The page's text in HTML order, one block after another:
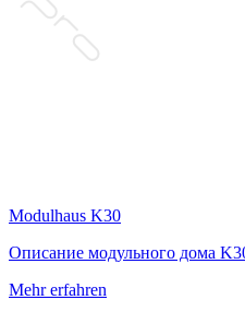
Modulhaus K30
Описание модульного дома
Mehr erfahren